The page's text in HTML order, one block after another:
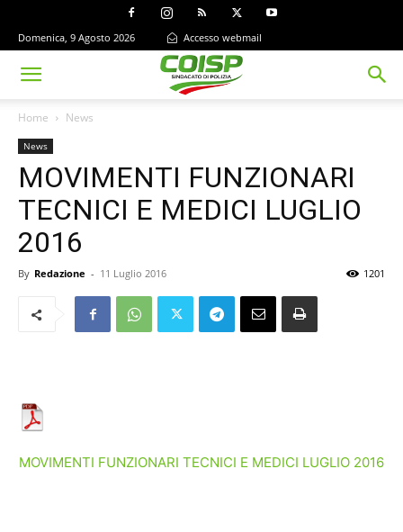
Domenica, 9 Agosto 2026 Accesso webmail
Home News
News
MOVIMENTI FUNZIONARI
TECNICI E MEDICI LUGLIO
2016
By Redazione - 11 Luglio 2016 1201
MOVIMENTI FUNZIONARI TECNICI E MEDICI LUGLIO 2016